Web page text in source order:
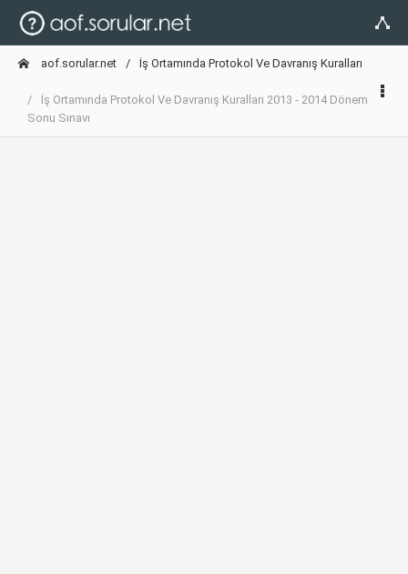
aof.sorular.net İş Ortamında Protokol Ve Davranış Kuralları
İş Ortamında Protokol Ve Davranış Kuralları 2013 - 2014 Dönem
Sonu Sınavı